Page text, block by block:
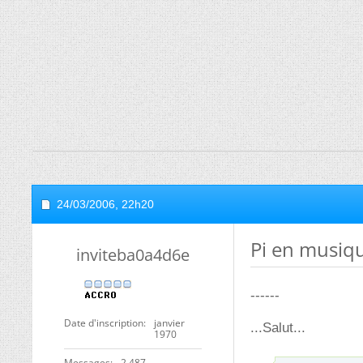
24/03/2006, 22h20
inviteba0a4d6e
Date d'inscription
janvier
1970
Pi en
------
...Salut...